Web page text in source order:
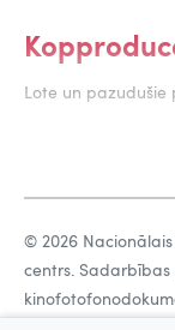
Lote un pazudušie
© 2026
centrs. Sadarbības